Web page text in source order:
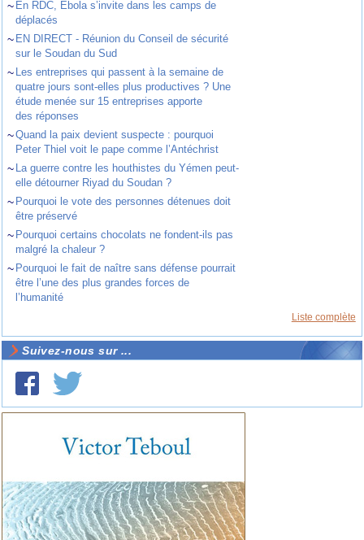
~ En RDC, Ebola s’invite dans les camps de
déplacés
~ EN DIRECT - Réunion du Conseil de sécurité
sur le Soudan du Sud
~ Les entreprises qui passent à la semaine de
quatre jours sont-elles plus productives ? Une
étude menée sur 15 entreprises apporte
des réponses
~Quand la paix devient suspecte : pourquoi
Peter Thiel voit le pape comme l’Antéchrist
~ La guerre contre les houthistes du Yémen peut-
elle détourner Riyad du Soudan ?
~ Pourquoi le vote des personnes détenues doit
être préservé
~ Pourquoi certains chocolats ne fondent-ils pas
malgré la chaleur ?
~ Pourquoi le fait de naître sans défense pourrait
être l’une des plus grandes forces de
l’humanité
Liste complète
Suivez-nous sur ...